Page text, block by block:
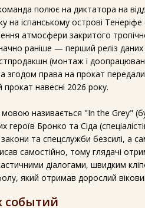
полює на диктатора на
на іспанському острові
атмосфери закритого
раніше — перший реліз
(монтаж і
згодом права на прокат
прокат навесні 2026 року.
мовою називається "In the Grey"
героїв Бронко та Сіда
та спецслужби безсилі, а
самостійно, тому глядачі
діалогами, швидким
який отримав дорослий
событий